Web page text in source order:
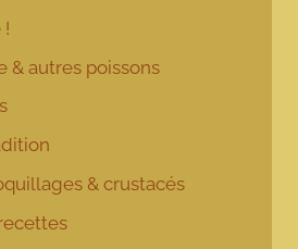
!
& autres poissons
& crustacés